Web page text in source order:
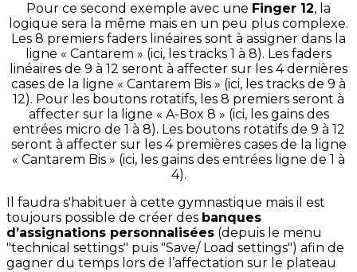
Pour ce second exemple avec une Finger 12, la
logique sera la même mais en un peu plus complexe.
Les 8 premiers faders linéaires sont à assigner dans la
ligne « Cantarem » (ici, les tracks 1 à 8). Les faders
linéaires de 9 à 12 seront à affecter sur les 4 dernières
cases de la ligne « Cantarem Bis » (ici, les tracks de 9 à
12). Pour les boutons rotatifs, les 8 premiers seront à
affecter sur la ligne « A-Box 8 » (ici, les gains des
entrées micro de 1 à 8). Les boutons rotatifs de 9 à 12
seront à affecter sur les 4 premières cases de la ligne
« Cantarem Bis » (ici, les gains des entrées ligne de 1 à
4).
Il faudra s'habituer à cette gymnastique mais il est
toujours possible de créer des banques
d’assignations personnalisées (depuis le menu
"technical settings" puis "Save/ Load settings") afin de
gagner du temps lors de l’affectation sur le plateau